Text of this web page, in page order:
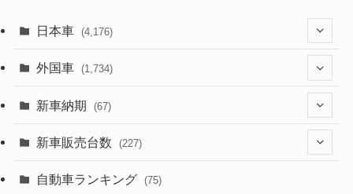
日本車 (4,176)
(1,322)
(330)
外国車 (1,734)
(242)
新車納期 (67)
(28)
(8)
新車販売台数 (227)
(21)
自動車ランキング (75)